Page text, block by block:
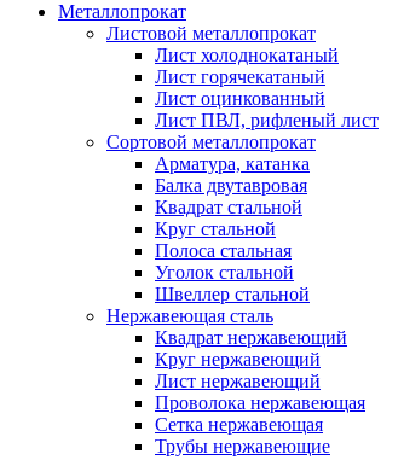
Металлопрокат
Листовой металлопрокат
Лист холоднокатаный
Лист горячекатаный
Лист оцинкованный
Лист ПВЛ, рифленый лист
Сортовой металлопрокат
Арматура, катанка
Балка двутавровая
Квадрат стальной
Круг стальной
Полоса стальная
Уголок стальной
Швеллер стальной
Нержавеющая сталь
Квадрат нержавеющий
Круг нержавеющий
Лист нержавеющий
Проволока нержавеющая
Сетка нержавеющая
Трубы нержавеющие